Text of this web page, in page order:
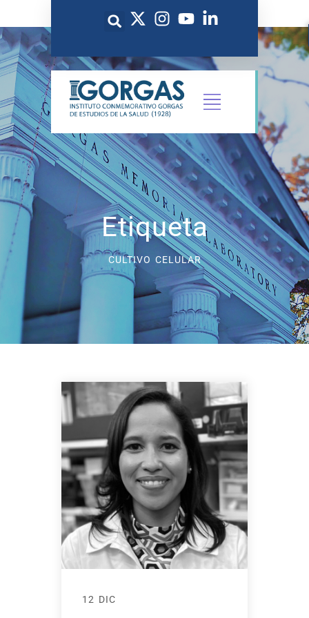
Etiqueta
CULTIVO CELULAR
12 DIC